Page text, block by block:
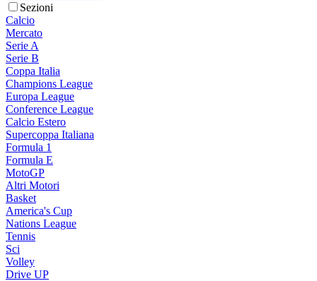
Sezioni
Calcio
Mercato
Serie A
Serie B
Coppa Italia
Champions League
Europa League
Conference League
Calcio Estero
Supercoppa Italiana
Formula 1
Formula E
MotoGP
Altri Motori
Basket
America's Cup
Nations League
Tennis
Sci
Volley
Drive UP